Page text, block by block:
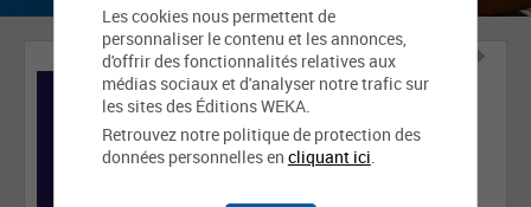
Les cookies nous permettent de
personnaliser le contenu et les annonces,
d'offrir des fonctionnalités relatives aux
médias sociaux et d'analyser notre trafic sur
les sites des Éditions WEKA.
Retrouvez notre politique de protection des
données personnelles en cliquant ici.